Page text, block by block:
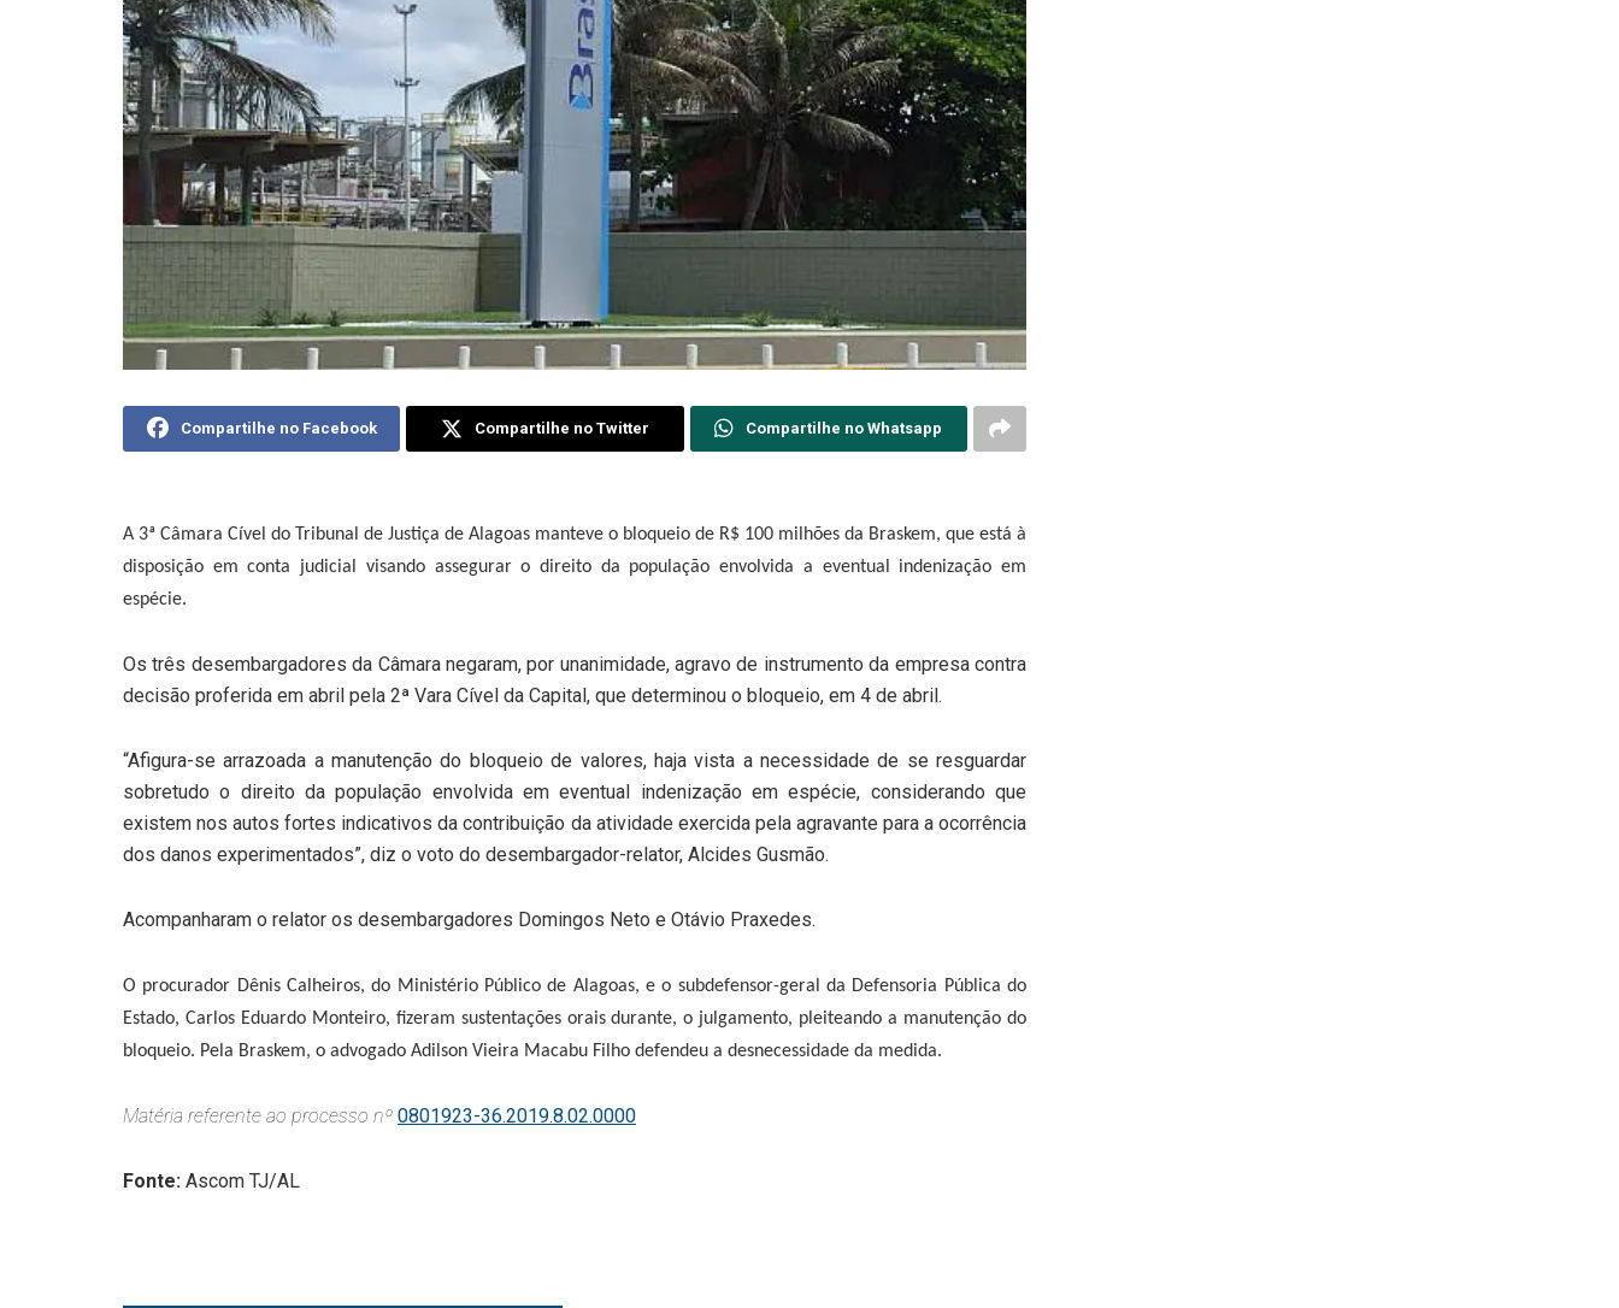
Compartilhe no Facebook Compartilhe no Twitter Compartilhe no Whatsapp
A 3ª Câmara Cível do Tribunal de Justiça de Alagoas manteve o bloqueio de R$ 100 milhões da Braskem, que está à
disposição em conta judicial visando assegurar o direito da população envolvida a eventual indenização em
espécie.
Os três desembargadores da Câmara negaram, por unanimidade, agravo de instrumento da empresa contra
decisão proferida em abril pela 2ª Vara Cível da Capital, que determinou o bloqueio, em 4 de abril.
“Afigura-se arrazoada a manutenção do bloqueio de valores, haja vista a necessidade de se resguardar
sobretudo o direito da população envolvida em eventual indenização em espécie, considerando que
existem nos autos fortes indicativos da contribuição da atividade exercida pela agravante para a ocorrência
dos danos experimentados”, diz o voto do desembargador-relator, Alcides Gusmão.
Acompanharam o relator os desembargadores Domingos Neto e Otávio Praxedes.
O procurador Dênis Calheiros, do Ministério Público de Alagoas, e o subdefensor-geral da Defensoria Pública do
Estado, Carlos Eduardo Monteiro, fizeram sustentações orais durante, o julgamento, pleiteando a manutenção do
bloqueio. Pela Braskem, o advogado Adilson Vieira Macabu Filho defendeu a desnecessidade da medida.
Matéria referente ao processo nº 0801923-36.2019.8.02.0000
Fonte: Ascom TJ/AL